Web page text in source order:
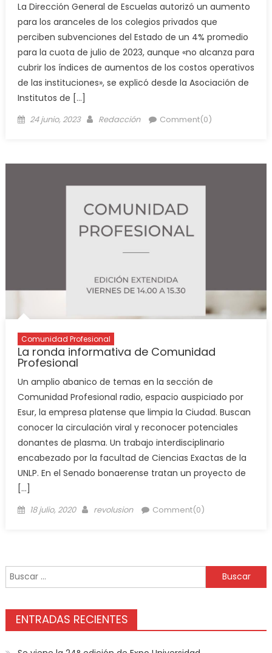
La Dirección General de Escuelas autorizó un aumento
para los aranceles de los colegios privados que
perciben subvenciones del Estado de un 4% promedio
para la cuota de julio de 2023, aunque «no alcanza para
cubrir los índices de aumentos de los costos operativos
de las instituciones», se explicó desde la Asociación de
Institutos de […]
24 junio, 2023 Redacción Comment(0)
Comunidad Profesional
La ronda informativa de Comunidad
Profesional
Un amplio abanico de temas en la sección de
Comunidad Profesional radio, espacio auspiciado por
Esur, la empresa platense que limpia la Ciudad. Buscan
conocer la circulación viral y reconocer potenciales
donantes de plasma. Un trabajo interdisciplinario
encabezado por la facultad de Ciencias Exactas de la
UNLP. En el Senado bonaerense tratan un proyecto de
[…]
18 julio, 2020 revolusion Comment(0)
ENTRADAS RECIENTES